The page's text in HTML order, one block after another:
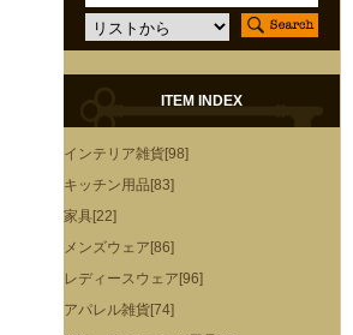
ITEM INDEX
インテリア雑貨[98]
キッチン用品[83]
家具[22]
メンズウェア[86]
レディースウェア[96]
アパレル雑貨[74]